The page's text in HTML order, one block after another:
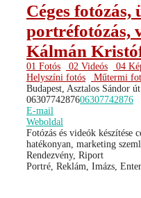
Céges fotózás,
portréfotózás,
Kálmán
01 Fotós 02 Videós 04
Helyszíni fotós
Műtermi
Budapest, Asztalos Sándor
0630774287606307742876
E-mail
Weboldal
Fotózás és videók készítése
hatékonyan, marketing
Rendezvény, Riport
Portré, Reklám, Imázs,